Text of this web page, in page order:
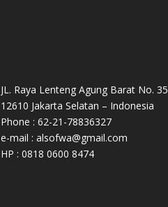
JL. Raya Lenteng Agung Barat No. 35
12610 Jakarta Selatan – Indonesia
Phone : 62-21-78836327
e-mail : alsofwa@gmail.com
HP : 0818 0600 8474